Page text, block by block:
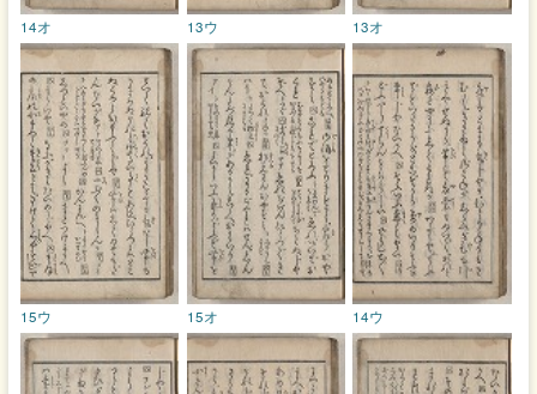
13オ
13ウ
14オ
14ウ
15オ
15ウ